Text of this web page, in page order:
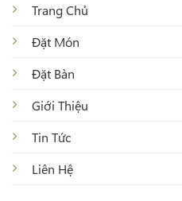
Trang Chủ
Đặt Món
Đặt Bàn
Giới Thiệu
Tin Tức
Liên Hệ